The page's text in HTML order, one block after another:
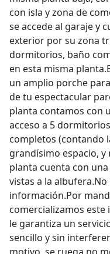
con isla y zona de
se accede al garaje y
exterior por su zona
dormitorios, baño
en esta misma
un amplio porche
de tu espectacular
planta contamos con
acceso a 5
completos (contando
grandísimo espacio, y
planta cuenta con
vistas a la
información.Por
comercializamos este
le garantiza un
sencillo y sin